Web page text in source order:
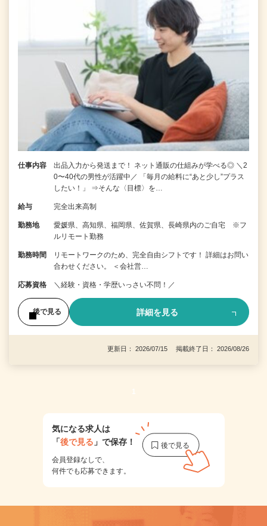
仕事内容
出品入力から発送まで！ ネット通販の仕組みが学べる◎ ＼2
0〜40代の男性が活躍中／ 「毎月の給料に“あと少し”プラス
したい！」 ⇒そんな〈目標〉を…
給与 完全出来高制
勤務地
愛媛県、高知県、福岡県、佐賀県、長崎県内のご自宅 ※フ
ルリモート勤務
勤務時間
リモートワークのため、完全自由シフトです！ 詳細はお問い
合わせください。 ＜会社営…
応募資格 ＼経験・資格・学歴いっさい不問！／
後で見る 詳細を見る
更新日： 2026/07/15 掲載終了日： 2026/08/26
1
気になる求人は
「後で見る 」で保存！
会員登録なしで、
何件でも応募できます。